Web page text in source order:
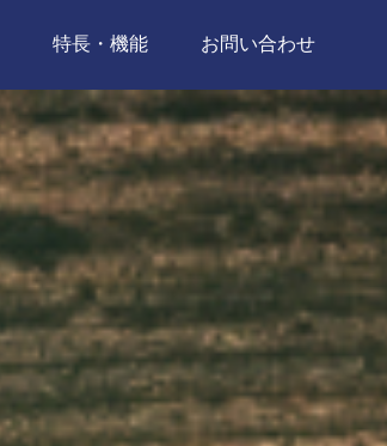
特長・機能 お問い合わせ